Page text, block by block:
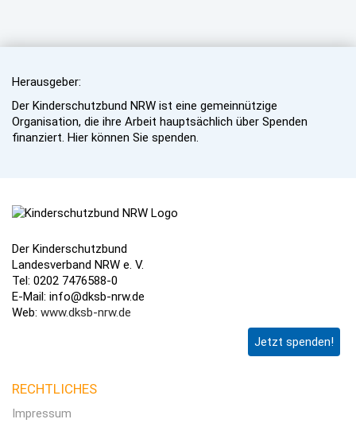
Herausgeber:
Der Kinderschutzbund NRW ist eine gemeinnützige
Organisation, die ihre Arbeit hauptsächlich über Spenden
finanziert. Hier können Sie spenden.
Jetzt spenden!
Der Kinderschutzbund
Landesverband NRW e. V.
Tel: 0202 7476588-0
E-Mail: info@dksb-nrw.de
Web: www.dksb-nrw.de
RECHTLICHES
Impressum